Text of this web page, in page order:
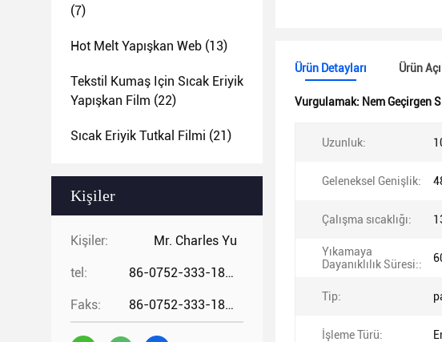
(7)
Hot Melt Yapışkan Web (13)
Tekstil Kumaş Için Sıcak Eriyik
Yapışkan Film (22)
Sıcak Eriyik Tutkal Filmi (21)
Kişiler
Kişiler: Mr. Charles Yu
tel: 86-0752-333-1862
Faks: 86-0752-333-1862
Ürün Detayları Ürün
Vurgulamak: Nem Geçirgen
Uzunluk:
Geleneksel Genişlik:
Çalışma sıcaklığı:
Yıkamaya
Dayanıklılık Süresi::
Tip:
İşleme Türü: